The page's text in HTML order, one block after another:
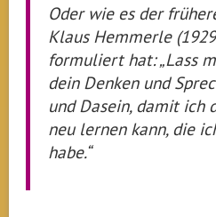
Oder wie es der
Klaus Hemmerle
formuliert hat: „Lass
dein Denken und
und Dasein, damit ich
neu lernen kann, die
habe.“